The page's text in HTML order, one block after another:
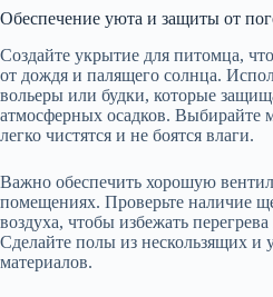
Обеспечение уюта и защиты от
Создайте укрытие для питомца,
от дождя и палящего солнца.
вольеры или будки, которые
атмосферных осадков. Выбирайте
легко чистятся и не боятся влаги.
Важно обеспечить хорошую
помещениях. Проверьте наличие
воздуха, чтобы избежать
Сделайте полы из нескользящих и
материалов.